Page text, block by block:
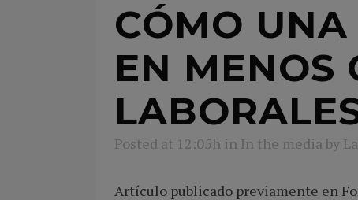
CÓMO
EN MENOS
Posted at 12:05h in In the media by
Artículo publicado previamente en